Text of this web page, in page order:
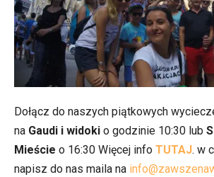
Dołącz do naszych piątkowych
na Gaudi i widoki o godzinie 10:30 lub
Mieście o 16:30 Więcej info TUTAJ. w
napisz do nas maila na